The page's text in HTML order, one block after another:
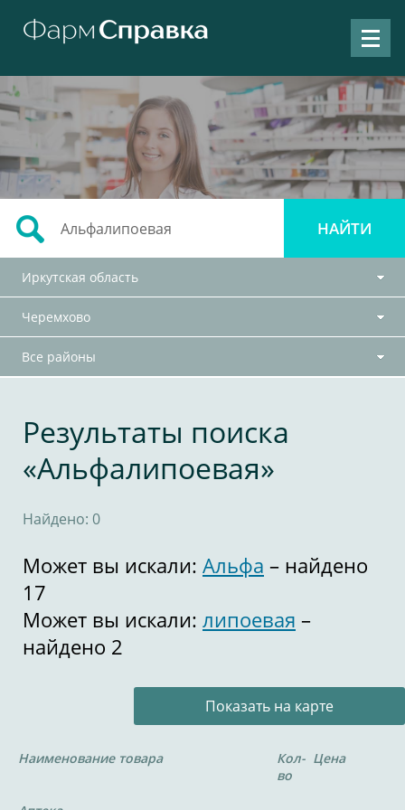
Иркутская область
Черемхово
Все районы
Результаты поиска
«Альфалипоевая»
Найдено: 0
Может вы искали: Альфа – найдено
17
Может вы искали: липоевая –
найдено 2
Показать на карте
Наименование товара
Кол-
во
Цена